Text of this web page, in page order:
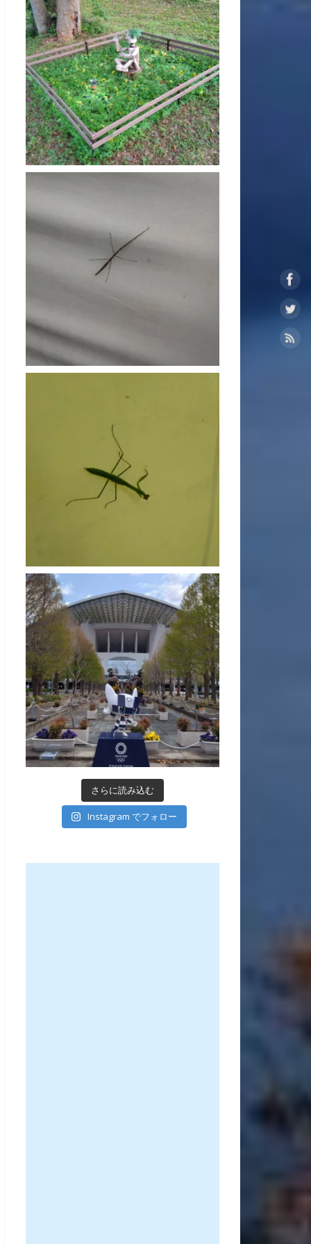
さらに読み込む
Instagram でフォロー